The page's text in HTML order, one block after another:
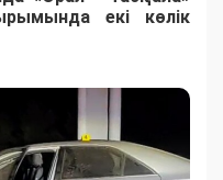
екі көлік